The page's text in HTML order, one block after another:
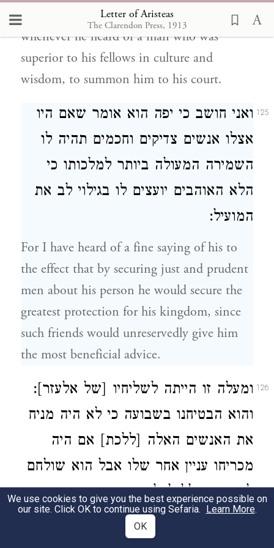
Letter of Aristeas
The Clarendon Press, 1913
considered it his highest privilege,
whenever he heard of a man who was
superior to his fellows in culture and
wisdom, to summon him to his court.
125 ואני חושב כי יפה הוא אומר שאם היו
אצלו אנשים צדיקים וחכמים תהיה לו
השמירה המעולה ביותר למלכותו כי
הלא האוהבים יועצים לו בגילוי לב את
המועיל:
For I have heard of a fine saying of his to
the effect that by securing just and prudent
men about his person he would secure the
greatest protection for his kingdom, since
such friends would unreservedly give him
the most beneficial advice.
126 ומעלה זו הייתה לשליחיו [של אלעזר]:
והוא הבטיחנו בשבועה כי לא היה מניח
את האנשים האלה [ללכת] אם היה
מכריחו עניין אחר שלו אבל הוא שולחם
לטובת הכלל לכל בני המדינה:
And the men who were now being sent to
We use cookies to give you the best experience possible on
our site. Click OK to continue using Sefaria. Learn More.
OK